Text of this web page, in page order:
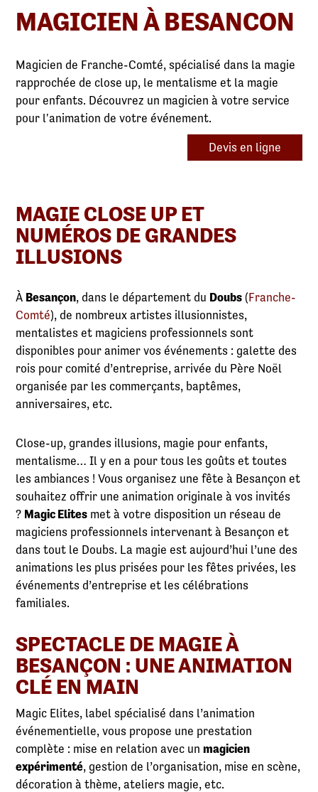
MAGICIEN À BESANCON
Magicien de Franche-Comté, spécialisé dans la magie
rapprochée de close up, le mentalisme et la magie
pour enfants. Découvrez un magicien à votre service
pour l'animation de votre événement.
Devis en ligne
MAGIE CLOSE UP ET
NUMÉROS DE GRANDES
ILLUSIONS
À Besançon, dans le département du Doubs (Franche-
Comté), de nombreux artistes illusionnistes,
mentalistes et magiciens professionnels sont
disponibles pour animer vos événements : galette des
rois pour comité d’entreprise, arrivée du Père Noël
organisée par les commerçants, baptêmes,
anniversaires, etc.
Close-up, grandes illusions, magie pour enfants,
mentalisme… Il y en a pour tous les goûts et toutes
les ambiances ! Vous organisez une fête à Besançon et
souhaitez offrir une animation originale à vos invités
? Magic Elites met à votre disposition un réseau de
magiciens professionnels intervenant à Besançon et
dans tout le Doubs. La magie est aujourd’hui l’une des
animations les plus prisées pour les fêtes privées, les
événements d’entreprise et les célébrations
familiales.
SPECTACLE DE MAGIE À
BESANÇON : UNE ANIMATION
CLÉ EN MAIN
Magic Elites, label spécialisé dans l’animation
événementielle, vous propose une prestation
complète : mise en relation avec unmagicien
expérimenté, gestion de l’organisation, mise en scène,
décoration à thème, ateliers magie, etc.